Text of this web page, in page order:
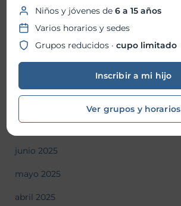
diciembre 2025
noviembre 2025
junio 2025
mayo 2025
abril 2025
Niños y jóvenes de6 a 15 años
Varios horarios y sedes
Grupos reducidos ·cupo limitado
Inscribir a mi hijo
Ver grupos y horarios